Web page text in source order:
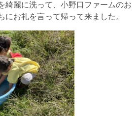
綺麗に洗って、小野口ファームのお
にお礼を言って帰って来ました。